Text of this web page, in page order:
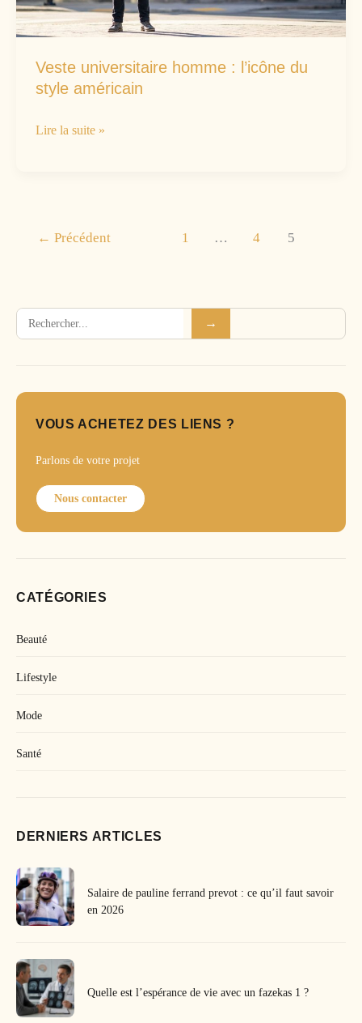
?
Veste universitaire homme : l’icône du
style américain
Veste
du
Lire la suite »
← Précédent 1 … 4 5
Rechercher →
VOUS ACHETEZ DES LIENS ?
Parlons de votre projet
Nous contacter
CATÉGORIES
Beauté
Lifestyle
Mode
Santé
DERNIERS ARTICLES
Salaire de pauline ferrand prevot : ce qu’il faut savoir
en 2026
Quelle est l’espérance de vie avec un fazekas 1 ?